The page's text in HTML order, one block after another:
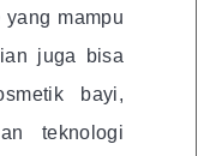
yang mampu
juga bisa
bayi,
teknologi